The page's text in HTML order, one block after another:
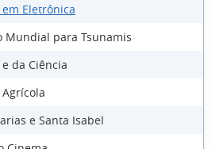
Eletrônica
Mundial para Tsunamis
da Ciência
e Santa Isabel